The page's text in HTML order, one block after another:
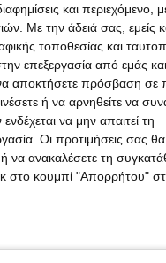
και περιεχόμενο,
Με την άδειά σας, εμείς
τοποθεσίας και
επεξεργασία από εμάς
αποκτήσετε πρόσβαση σε
ή να αρνηθείτε να
να μην απαιτεί τη
Οι προτιμήσεις σας
να ανακαλέσετε τη
στο κουμπί "Απορρήτου"